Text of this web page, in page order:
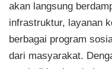
akan langsung
infrastruktur, layanan
berbagai program
dari masyarakat.